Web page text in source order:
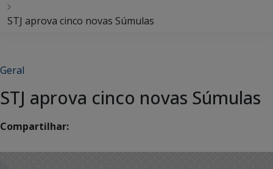
STJ aprova cinco novas Súmulas
Geral
STJ aprova cinco novas Súmulas
Compartilhar: